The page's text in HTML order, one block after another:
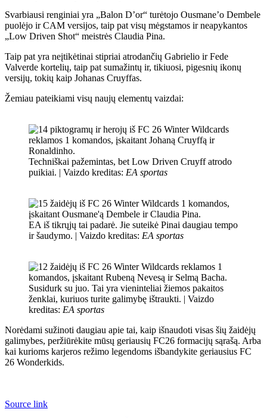
Svarbiausi renginiai yra „Balon D’or“ turėtojo Ousmane’o Dembele
puolėjo ir CAM versijos, taip pat visų mėgstamos ir neapykantos
„Low Driven Shot“ meistrės Claudia Pina.
Taip pat yra neįtikėtinai stipriai atrodančių Gabrielio ir Fede
Valverde kortelių, taip pat sumažintų ir, tikiuosi, pigesnių ikonų
versijų, tokių kaip Johanas Cruyffas.
Žemiau pateikiami visų naujų elementų vaizdai:
Techniškai pažemintas, bet Low Driven Cruyff atrodo
puikiai. | Vaizdo kreditas: EA sportas
EA iš tikrųjų tai padarė. Jie suteikė Pinai daugiau tempo
ir šaudymo. | Vaizdo kreditas: EA sportas
Susidurk su juo. Tai yra vieninteliai žiemos pakaitos
ženklai, kuriuos turite galimybę ištraukti. | Vaizdo
kreditas: EA sportas
Norėdami sužinoti daugiau apie tai, kaip išnaudoti visas šių žaidėjų
galimybes, peržiūrėkite mūsų geriausių FC26 formacijų sąrašą. Arba
kai kurioms karjeros režimo legendoms išbandykite geriausius FC
26 Wonderkids.
Source link